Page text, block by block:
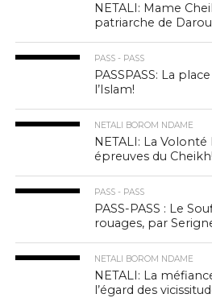
NETALI: Mame
patriarche de
PASS - PASS
PASSPASS: La
l’Islam!
NETALI BOROM NDAME
NETALI: La Volonté
épreuves du Cheikh!
PASS - PASS
PASS-PASS : Le
rouages, par
NETALI BOROM NDAME
NETALI: La
l’égard des